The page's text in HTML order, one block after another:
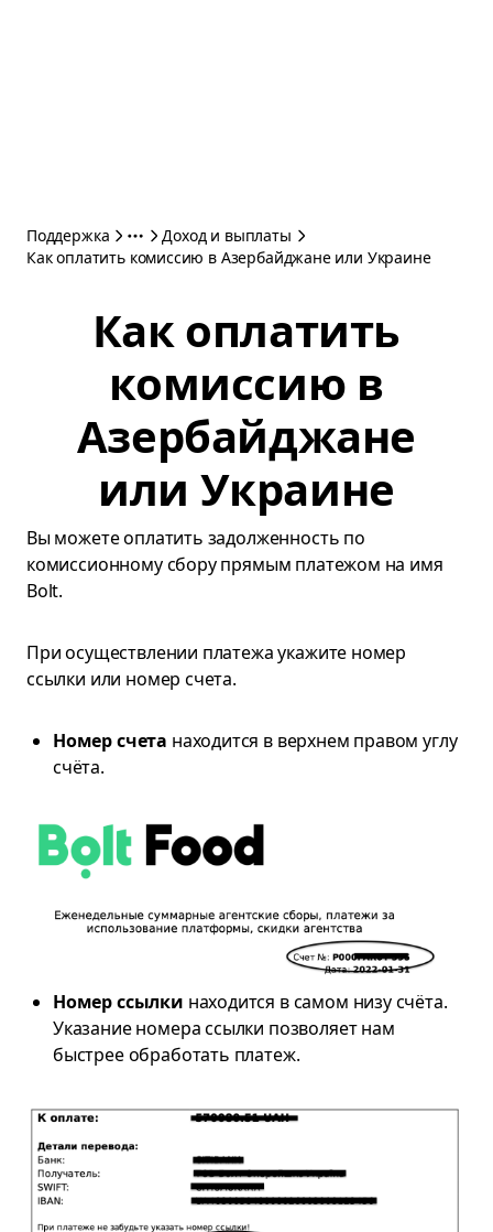
Поддержка
Доход и выплаты
Как оплатить комиссию в Азербайджане или Украине
Как оплатить
комиссию в
Азербайджане
или Украине
Вы можете оплатить задолженность по
комиссионному сбору прямым платежом на имя
Bolt.
При осуществлении платежа укажите номер
ссылки или номер счета.
Номер счета находится в верхнем правом углу
счёта.
Номер ссылки находится в самом низу счёта.
Указание номера ссылки позволяет нам
быстрее обработать платеж.